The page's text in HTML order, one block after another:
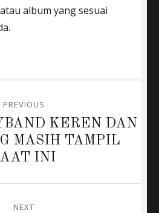
album yang sesuai
PREVIOUS
KEREN DAN
MASIH TAMPIL
INI
NEXT